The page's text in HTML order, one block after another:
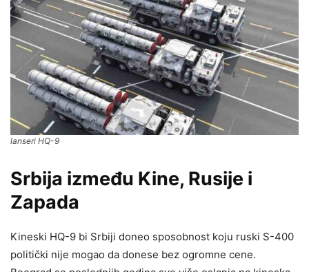
lanseri HQ-9
Srbija između Kine, Rusije i
Zapada
Kineski HQ-9 bi Srbiji doneo sposobnost koju ruski S-400
politički nije mogao da donese bez ogromne cene.